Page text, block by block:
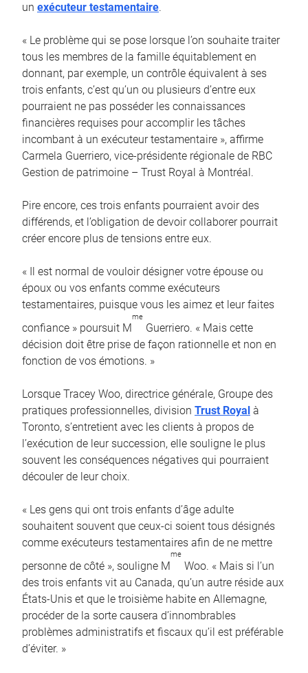
un exécuteur testamentaire.
« Le problème qui se pose lorsque l’on souhaite traiter
tous les membres de la famille équitablement en
donnant, par exemple, un contrôle équivalent à ses
trois enfants, c’est qu’un ou plusieurs d’entre eux
pourraient ne pas posséder les connaissances
financières requises pour accomplir les tâches
incombant à un exécuteur testamentaire », affirme
Carmela Guerriero, vice-présidente régionale de RBC
Gestion de patrimoine – Trust Royal à Montréal.
Pire encore, ces trois enfants pourraient avoir des
différends, et l’obligation de devoir collaborer pourrait
créer encore plus de tensions entre eux.
« Il est normal de vouloir désigner votre épouse ou
époux ou vos enfants comme exécuteurs
testamentaires, puisque vous les aimez et leur faites
confiance » poursuit M
me
Guerriero. « Mais cette
décision doit être prise de façon rationnelle et non en
fonction de vos émotions. »
Lorsque Tracey Woo, directrice générale, Groupe des
pratiques professionnelles, division Trust Royal à
Toronto, s’entretient avec les clients à propos de
l’exécution de leur succession, elle souligne le plus
souvent les conséquences négatives qui pourraient
découler de leur choix.
« Les gens qui ont trois enfants d’âge adulte
souhaitent souvent que ceux-ci soient tous désignés
comme exécuteurs testamentaires afin de ne mettre
personne de côté », souligne M
me
Woo. « Mais si l’un
des trois enfants vit au Canada, qu’un autre réside aux
États-Unis et que le troisième habite en Allemagne,
procéder de la sorte causera d’innombrables
problèmes administratifs et fiscaux qu’il est préférable
d’éviter. »